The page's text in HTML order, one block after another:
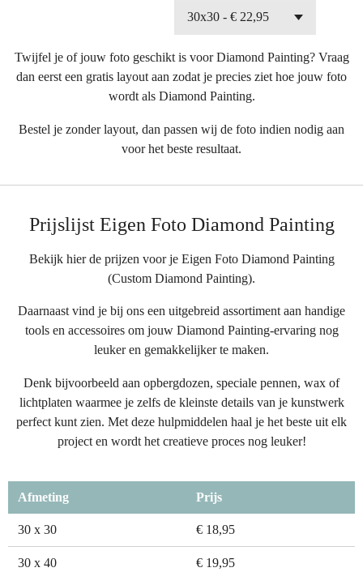
Twijfel je of jouw foto geschikt is voor Diamond Painting? Vraag
dan eerst een gratis layout aan zodat je precies ziet hoe jouw foto
wordt als Diamond Painting.
Bestel je zonder layout, dan passen wij de foto indien nodig aan
voor het beste resultaat.
Prijslijst Eigen Foto Diamond Painting
Bekijk hier de prijzen voor je Eigen Foto Diamond Painting
(Custom Diamond Painting).
Daarnaast vind je bij ons een uitgebreid assortiment aan handige
tools en accessoires om jouw Diamond Painting-ervaring nog
leuker en gemakkelijker te maken.
Denk bijvoorbeeld aan opbergdozen, speciale pennen, wax of
lichtplaten waarmee je zelfs de kleinste details van je kunstwerk
perfect kunt zien. Met deze hulpmiddelen haal je het beste uit elk
project en wordt het creatieve proces nog leuker!
Afmeting Prijs
30 x 30 € 18,95
30 x 40 € 19,95